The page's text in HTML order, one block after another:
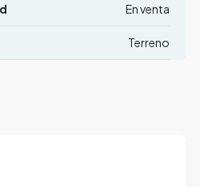
En venta
Terreno